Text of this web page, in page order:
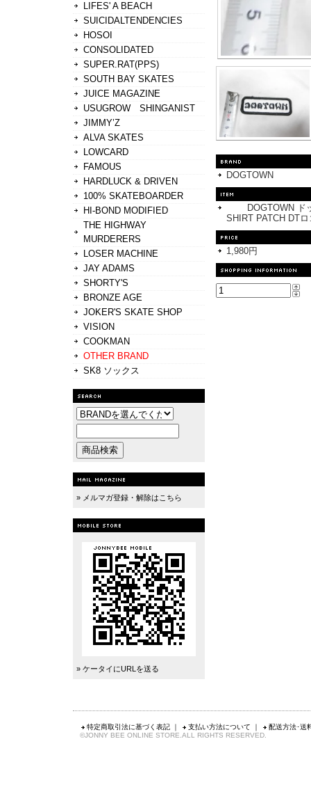
LIFES' A BEACH
SUICIDALTENDENCIES
HOSOI
CONSOLIDATED
SUPER.RAT(PPS)
SOUTH BAY SKATES
JUICE MAGAZINE
USUGROW SHINGANIST
JIMMY’Z
ALVA SKATES
LOWCARD
FAMOUS
HARDLUCK & DRIVEN
100% SKATEBOARDER
HI-BOND MODIFIED
THE HIGHWAY
MURDERERS
LOSER MACHINE
JAY ADAMS
SHORTY'S
BRONZE AGE
JOKER'S SKATE SHOP
VISION
COOKMAN
OTHER BRAND
SK8 ソックス
» メルマガ登録・解除はこちら
» ケータイにURLを送る
DOGTOWN
DOGTOWN ド
SHIRT PATCH DT
1,980円
特定商取引法に基づく表記 ｜ 支払い方法について ｜
配送方法･送
©JONNY BEE ONLINE STORE.ALL RIGHTS RESERVED.